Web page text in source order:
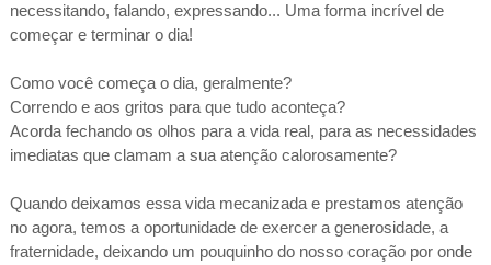
necessitando, falando, expressando... Uma forma incrível de
começar e terminar o dia!
Como você começa o dia, geralmente?
Correndo e aos gritos para que tudo aconteça?
Acorda fechando os olhos para a vida real, para as necessidades
imediatas que clamam a sua atenção calorosamente?
Quando deixamos essa vida mecanizada e prestamos atenção
no agora, temos a oportunidade de exercer a generosidade, a
fraternidade, deixando um pouquinho do nosso coração por onde